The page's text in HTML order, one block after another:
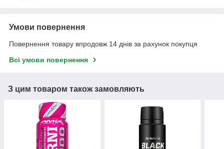
Умови повернення
Повернення товару впродовж 14 днів за рахунок покупця
Всі умови повернення
З цим товаром також замовляють